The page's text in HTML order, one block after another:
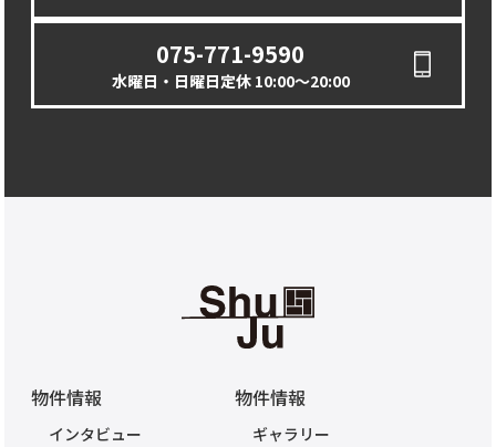
075-771-9590
水曜日・日曜日定休 10:00〜20:00
物件情報
インタビュー
物件情報
ギャラリー